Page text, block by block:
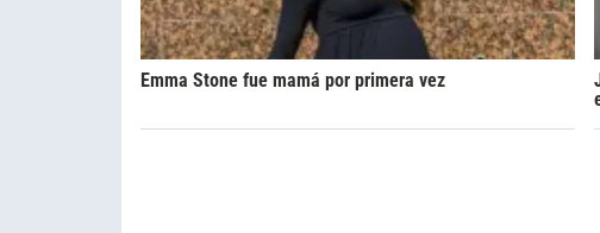
Emma Stone fue mamá por primera vez